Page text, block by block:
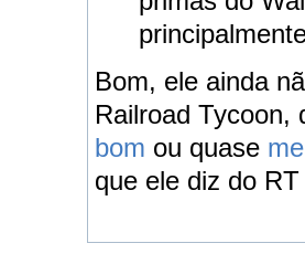
Bom, ele ainda
Railroad
bom ou quase
que ele diz do